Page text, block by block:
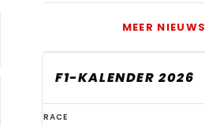
MEER NIEUWS
F1-KALENDER 2026
F1-
RACE